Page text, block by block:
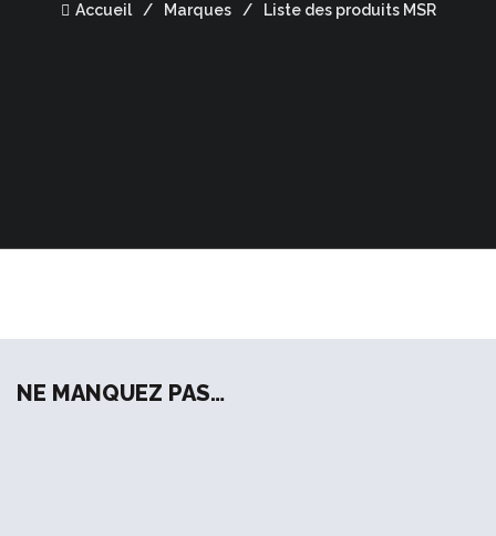
Accueil Marques Liste des produits MSR
NE MANQUEZ PAS…